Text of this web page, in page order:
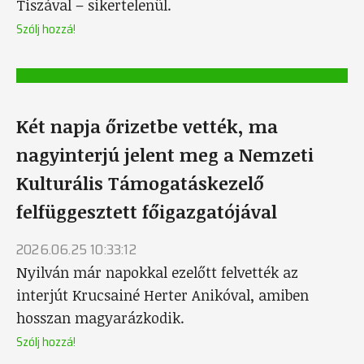
Tiszával – sikertelenül.
Szólj hozzá!
Két napja őrizetbe vették, ma
nagyinterjú jelent meg a Nemzeti
Kulturális Támogatáskezelő
felfüggesztett főigazgatójával
2026.06.25 10:33:12
Nyilván már napokkal ezelőtt felvették az
interjút Krucsainé Herter Anikóval, amiben
hosszan magyarázkodik.
Szólj hozzá!